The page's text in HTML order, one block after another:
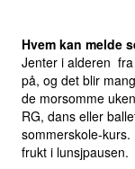
Hvem kan melde
Jenter i alderen
på, og det blir
de morsomme
RG, dans eller
sommerskole-
frukt i lunsjpausen.